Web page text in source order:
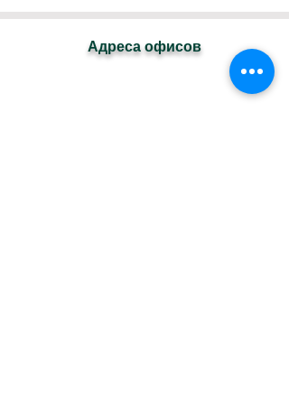
Адреса офисов